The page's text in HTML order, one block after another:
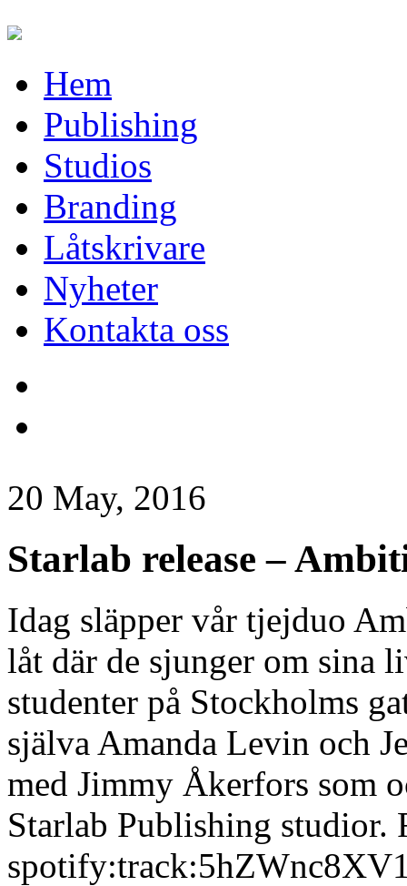
Hem
Publishing
Studios
Branding
Låtskrivare
Nyheter
Kontakta oss
20 May, 2016
Starlab release –
Idag släpper vår tjejduo
låt där de sjunger om sina
studenter på Stockholms
själva Amanda Levin​ och
med Jimmy Åkerfors​ som
Starlab Publishing​ studior.